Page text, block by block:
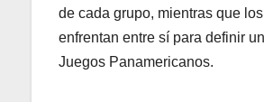
de cada grupo, mientras que
enfrentan entre sí para definir
Juegos Panamericanos.